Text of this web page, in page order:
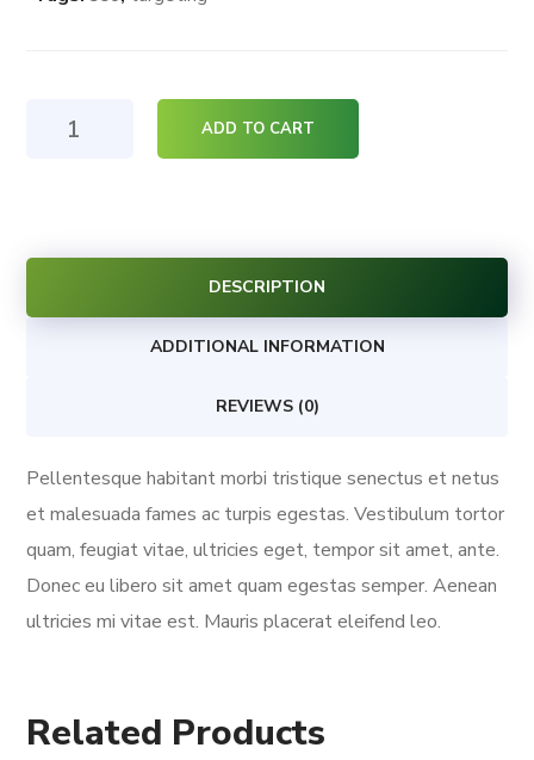
ADD TO CART
DESCRIPTION
ADDITIONAL INFORMATION
REVIEWS (0)
Pellentesque habitant morbi tristique senectus et netus
et malesuada fames ac turpis egestas. Vestibulum tortor
quam, feugiat vitae, ultricies eget, tempor sit amet, ante.
Donec eu libero sit amet quam egestas semper. Aenean
ultricies mi vitae est. Mauris placerat eleifend leo.
Related Products